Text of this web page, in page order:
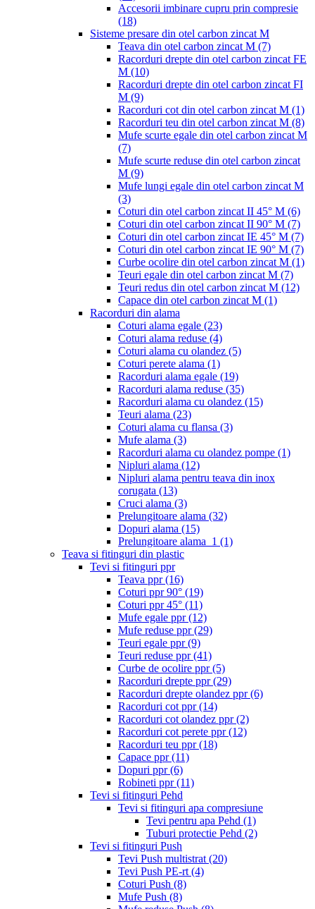
Accesorii imbinare cupru prin compresie
(18)
Sisteme presare din otel carbon zincat M
Teava din otel carbon zincat M (7)
Racorduri drepte din otel carbon zincat FE
M (10)
Racorduri drepte din otel carbon zincat FI
M (9)
Racorduri cot din otel carbon zincat M (1)
Racorduri teu din otel carbon zincat M (8)
Mufe scurte egale din otel carbon zincat M
(7)
Mufe scurte reduse din otel carbon zincat
M (9)
Mufe lungi egale din otel carbon zincat M
(3)
Coturi din otel carbon zincat II 45° M (6)
Coturi din otel carbon zincat II 90° M (7)
Coturi din otel carbon zincat IE 45° M (7)
Coturi din otel carbon zincat IE 90° M (7)
Curbe ocolire din otel carbon zincat M (1)
Teuri egale din otel carbon zincat M (7)
Teuri redus din otel carbon zincat M (12)
Capace din otel carbon zincat M (1)
Racorduri din alama
Coturi alama egale (23)
Coturi alama reduse (4)
Coturi alama cu olandez (5)
Coturi perete alama (1)
Racorduri alama egale (19)
Racorduri alama reduse (35)
Racorduri alama cu olandez (15)
Teuri alama (23)
Coturi alama cu flansa (3)
Mufe alama (3)
Racorduri alama cu olandez pompe (1)
Nipluri alama (12)
Nipluri alama pentru teava din inox
corugata (13)
Cruci alama (3)
Prelungitoare alama (32)
Dopuri alama (15)
Prelungitoare alama_1 (1)
Teava si fitinguri din plastic
Tevi si fitinguri ppr
Teava ppr(16)
Coturi ppr 90° (19)
Coturi ppr 45° (11)
Mufe egale ppr(12)
Mufe reduse ppr(29)
Teuri egale ppr(9)
Teuri reduse ppr(41)
Curbe de ocolire ppr(5)
Racorduri drepte ppr(29)
Racorduri drepte olandez ppr(6)
Racorduri cot ppr(14)
Racorduri cot olandez ppr(2)
Racorduri cot perete ppr(12)
Racorduri teu ppr(18)
Capace ppr(11)
Dopuri ppr(6)
Robineti ppr(11)
Tevi si fitinguri Pehd
Tevi si fitinguri apa compresiune
Tevi pentru apa Pehd (1)
Tuburi protectie Pehd (2)
Tevi si fitinguri Push
Tevi Push multistrat (20)
Tevi Push PE-rt (4)
Coturi Push (8)
Mufe Push (8)